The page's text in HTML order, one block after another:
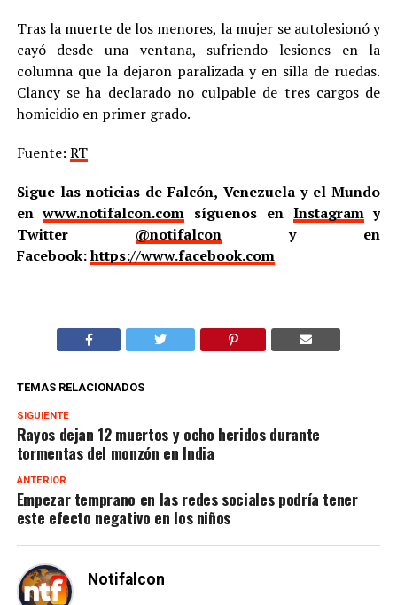
Tras la muerte de los menores, la mujer se autolesionó y
cayó desde una ventana, sufriendo lesiones en la
columna que la dejaron paralizada y en silla de ruedas.
Clancy se ha declarado no culpable de tres cargos de
homicidio en primer grado.
Fuente: RT
Sigue las noticias de Falcón, Venezuela y el Mundo
enwww.notifalcon.com síguenos en Instagramy
Twitter @notifalcony en
Facebook:https://www.facebook.com
TEMAS RELACIONADOS
SIGUIENTE
Rayos dejan 12 muertos y ocho heridos durante
tormentas del monzón en India
ANTERIOR
Empezar temprano en las redes sociales podría tener
este efecto negativo en los niños
Notifalcon